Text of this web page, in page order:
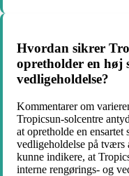
Hvordan sikrer
opretholder en høj
vedligeholdelse?
Kommentarer om
Tropicsun-solcentre
at opretholde en
vedligeholdelse på tværs
kunne indikere, at
interne rengørings- og